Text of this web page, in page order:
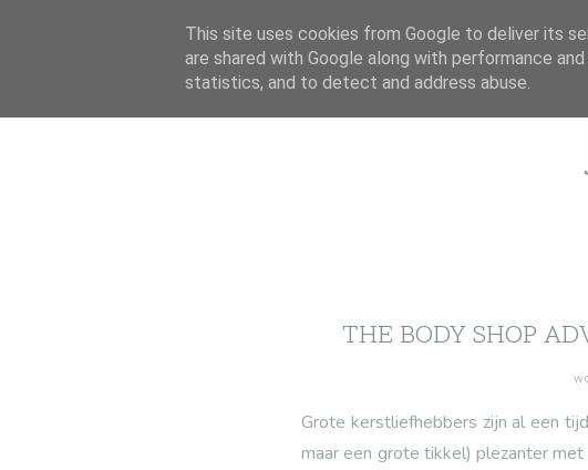
ABOUT
THE BODY SHOP
Grote kerstliefhebbers zijn al een
maar een grote tikkel) plezanter
This site uses cookies from Google to deliver its
are shared with Google along with performance
statistics, and to detect and address abuse.